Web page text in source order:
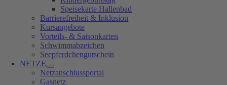
Speisekarte Hallenbad
Barrierefreiheit & Inklusion
Kursangebote
Vorteils- & Saisonkarten
Schwimmabzeichen
Seepferdchengutschein
NETZE
Netzanschlussportal
Gasnetz